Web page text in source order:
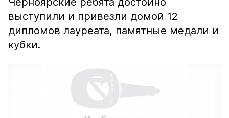
выступили и привезли домой 12
дипломов лауреата, памятные медали и
кубки.